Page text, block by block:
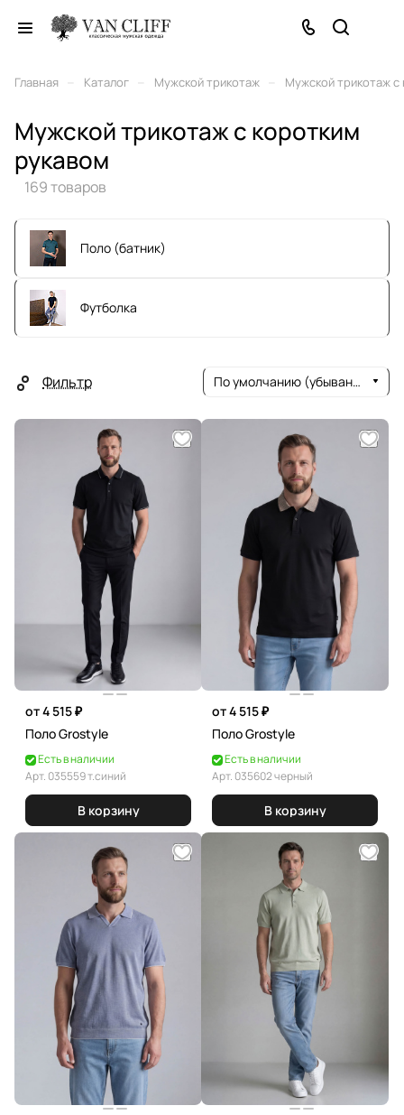
Главная Каталог Мужской трикотаж Мужской трикотаж с
Мужской трикотаж с коротким
рукавом
169 товаров
Поло (батник)
Футболка
Фильтр По умолчанию (убывание)
от 4 515 ₽
Поло Grostyle
Есть в наличии
Арт. 035559 т.синий
В корзину
от 4 515 ₽
Поло Grostyle
Есть в наличии
Арт. 035602 черный
В корзину